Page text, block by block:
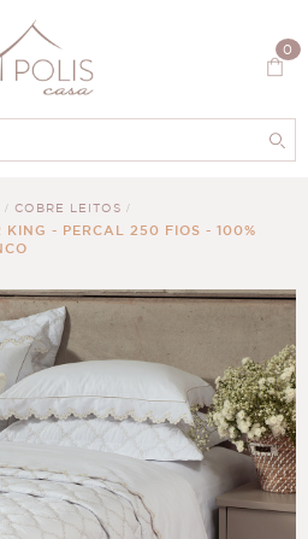
0
COBRE LEITOS
KING - PERCAL 250 FIOS - 100%